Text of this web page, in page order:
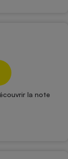
la note